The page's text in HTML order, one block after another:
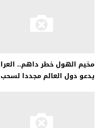
مخيم الهول خطر داهم..
يدعو دول العالم مجددا لسحب